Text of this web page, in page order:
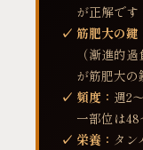
が正解です
筋肥大の鍵
（漸進的
が筋肥大の
頻度： 週2
一部位は
栄養： タ